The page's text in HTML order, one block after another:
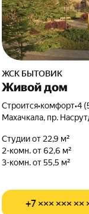
ЖСК БЫТОВИК
Живой дом
Строится•комфорт•4
Махачкала, пр.
Студии от 22,9 м²
2-комн. от 62,6 м²
3-комн. от 55,5 м²
+7 ××× ××× ××